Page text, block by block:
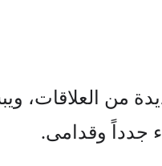
من العلاقات،
جدداً وقدامى.